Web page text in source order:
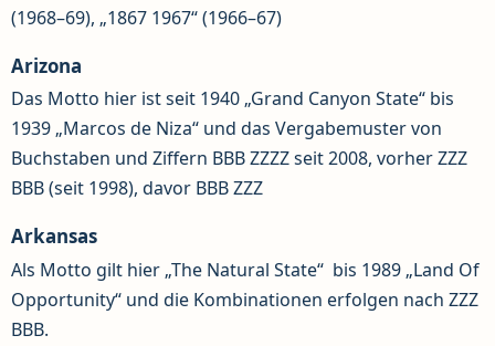
(1968–69), „1867 1967“ (1966–67)
Arizona
Das Motto hier ist seit 1940 „Grand Canyon State“ bis
1939 „Marcos de Niza“ und das Vergabemuster von
Buchstaben und Ziffern BBB ZZZZ seit 2008, vorher ZZZ
BBB (seit 1998), davor BBB ZZZ
Arkansas
Als Motto gilt hier „The Natural State“ bis 1989 „Land Of
Opportunity“ und die Kombinationen erfolgen nach ZZZ
BBB.